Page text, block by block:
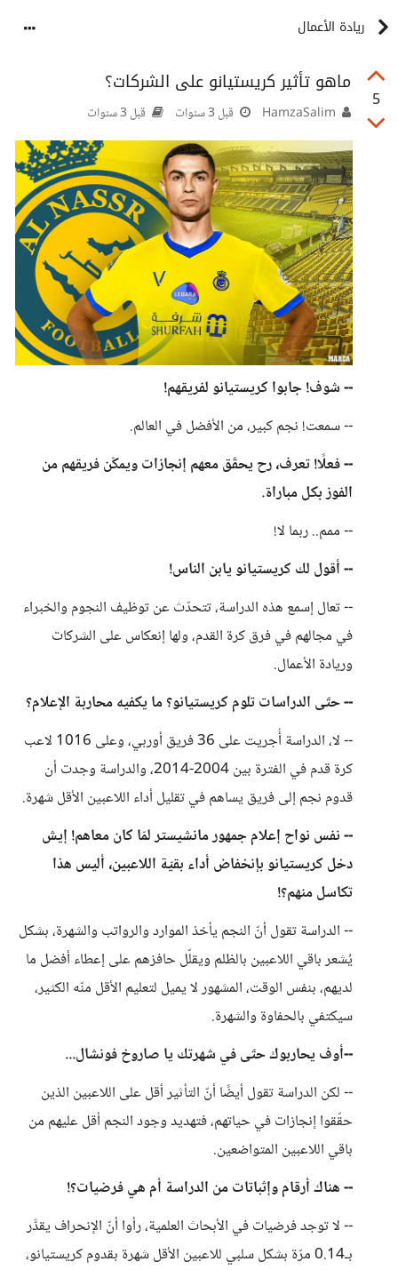
ريادة الأعمال
5
ماهو تأثير كريستيانو على الشركات؟
قبل 3 سنوات قبل 3 سنوات
-- شوف! جابوا كريستيانو لفريقهم!
-- سمعت! نجم كبير، من الأفضل في العالم.
-- فعلًا! تعرف، رح يحقّق معهم إنجازات ويمكّن فريقهم من
الفوز بكل مباراة.
-- ممم.. ربما لا!
-- أقول لك كريستيانو يابن الناس!
-- تعال إسمع هذه الدراسة، تتحدّث عن توظيف النجوم والخبراء
في مجالهم في فرق كرة القدم، ولها إنعكاس على الشركات
وريادة الأعمال.
-- حتّى الدراسات تلوم كريستيانو؟ ما يكفيه محاربة الإعلام؟
-- لا، الدراسة أُجريت على 36 فريق أوربي، وعلى 1016 لاعب
كرة قدم في الفترة بين 2004-2014، والدراسة وجدت أن
قدوم نجم إلى فريق يساهم في تقليل أداء اللاعبين الأقل شهرة.
-- نفس نواح إعلام جمهور مانشيستر لمّا كان معاهم! إيش
دخل كريستيانو بإنخفاض أداء بقيّة اللاعبين، أليس هذا
تكاسل منهم؟!
-- الدراسة تقول أنّ النجم يأخذ الموارد والرواتب والشهرة، بشكل
يُشعر باقي اللاعبين بالظلم ويقلّل حافزهم على إعطاء أفضل ما
لديهم، بنفس الوقت، المشهور لا يميل لتعليم الأقل منّه الكثير،
سيكتفي بالحفاوة والشهرة.
--أوف يحاربوك حتّى في شهرتك يا صاروخ فونشال...
-- لكن الدراسة تقول أيضًا أنّ التأثير أقل على اللاعبين الذين
حقّقوا إنجازات في حياتهم، فتهديد وجود النجم أقل عليهم من
باقي اللاعبين المتواضعين.
-- هناك أرقام وإثباتات من الدراسة أم هي فرضيات؟!
-- لا توجد فرضيات في الأبحاث العلمية، رأوا أنّ الإنحراف يقدَّر
بـ0.14 مرّة بشكل سلبي للاعبين الأقل شهرة بقدوم كريستيانو،